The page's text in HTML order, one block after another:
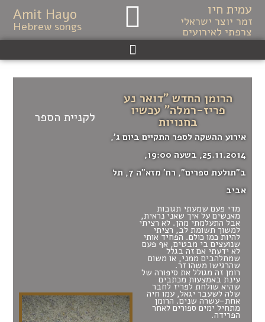
לתוכןעמית חיו
זמר יוצר ישראלי
צרפתי לאירועים
Amit Hayo
Hebrew songs
הרומן החדש "דואר נע
פריז-רמלה" עכשיו
בחנויות
אירוע ההשקה לספר התקיים ביום ג',
25.11.2014, בשעה 19:00,
ב"תולעת ספרים", רח' מזא"ה 7, תל
אביב
לקניית הספר
מדי פעם שמעתי תגובות
מאנשים על איך שאני נראית,
אבל התעלמתי מהן. לא רציתי
למשוך תשומת לב, רציתי
להיות כמו כולם. הפחיד אותי
שנועצים בי מבטים, אף פעם
לא ידעתי אם זה בגלל
שמתלהבים ממני, או משום
שהרגישו משהו זר.
רומן זה מגולל את סיפורה של
עינת באמצעות מכתבים
שהיא שולחת לפריז לחבר
שלה לשעבר יגאל, עמו חיה
אחת-עשרה שנים. הרומן
מתחיל ימים ספורים לאחר
הפרידה.